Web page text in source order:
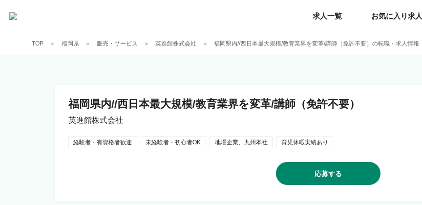
求人一覧 お気に入り求人
求人一覧 お気に入り求人
TOP 福岡県 販売・サービス 英進館株式会社 福岡県内//西日本最大規模/教育業界を変革/講師（免許不要）の転職・求人情報
英進館株式会社
福岡県内//西日本最大規模/教育業界を変革/講師（免許不要）
経験者・有資格者歓迎 未経験者・初心者OK 地場企業、九州本社 育児休暇実績あり
応募する